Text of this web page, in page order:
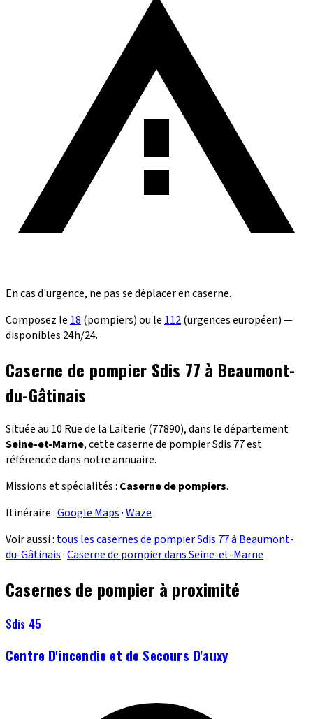
En cas d'urgence, ne pas se déplacer en caserne.
Composez le 18 (pompiers) ou le 112(urgences européen) —
disponibles 24h/24.
Caserne de pompier Sdis 77 à Beaumont-
du-Gâtinais
Située au 10 Rue de la Laiterie (77890), dans le département
Seine-et-Marne, cette caserne de pompier Sdis 77 est
référencée dans notre annuaire.
Missions et spécialités : Caserne de pompiers.
Itinéraire :Google Maps·Waze
Voir aussi : tous les casernes de pompier Sdis 77 à Beaumont-
du-Gâtinais·Caserne de pompier dans Seine-et-Marne
Casernes de pompier à proximité
Sdis 45
Centre D'incendie et de Secours D'auxy